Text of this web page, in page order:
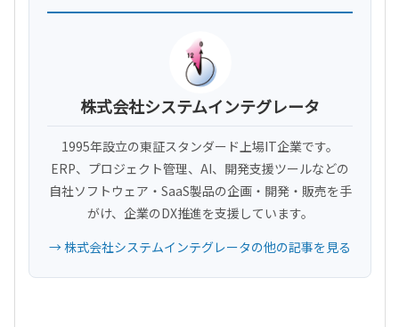
株式会社システムインテグレータ
1995年設立の東証スタンダード上場IT企業です。
ERP、プロジェクト管理、AI、開発支援ツールなどの
自社ソフトウェア・SaaS製品の企画・開発・販売を手
がけ、企業のDX推進を支援しています。
→ 株式会社システムインテグレータの他の記事を見る